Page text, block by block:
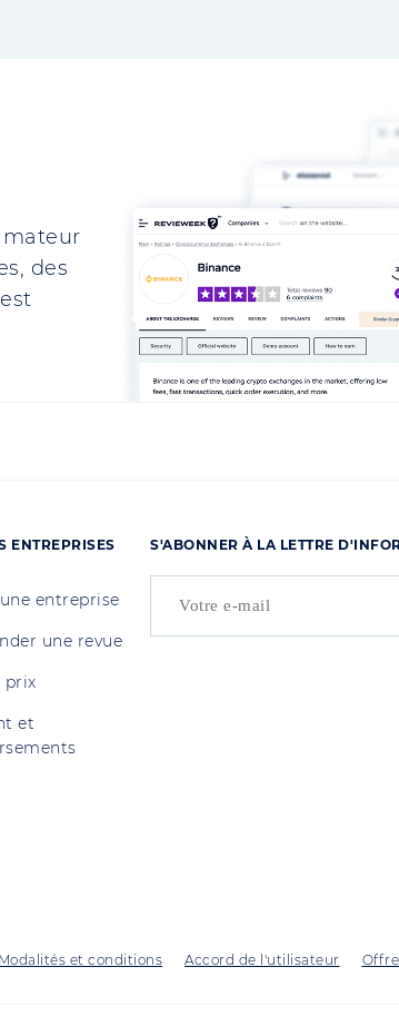
des
ENTREPRISES
entreprise
une revue
prix
et
S'ABONNER À LA LETTRE
Modalités et conditions Accord de l'utilisateur Offre